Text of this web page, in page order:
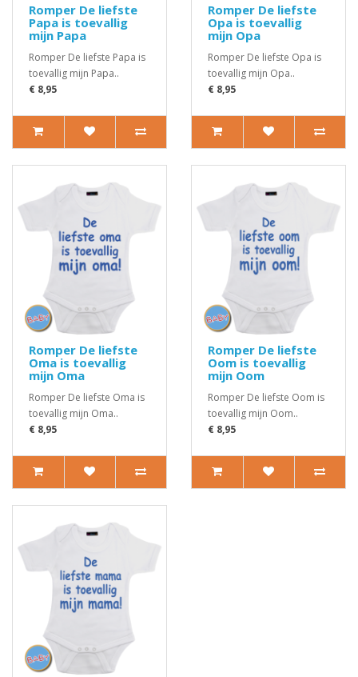
Romper De liefste
Papa is toevallig
mijn Papa
Romper De liefste Papa is
toevallig mijn Papa..
€ 8,95
Romper De liefste
Opa is toevallig
mijn Opa
Romper De liefste Opa is
toevallig mijn Opa..
€ 8,95
Romper De liefste
Oma is toevallig
mijn Oma
Romper De liefste Oma is
toevallig mijn Oma..
€ 8,95
Romper De liefste
Oom is toevallig
mijn Oom
Romper De liefste Oom is
toevallig mijn Oom..
€ 8,95